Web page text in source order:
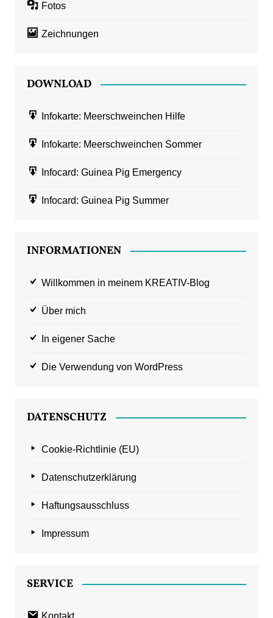
Fotos
Zeichnungen
DOWNLOAD
Infokarte: Meerschweinchen Hilfe
Infokarte: Meerschweinchen Sommer
Infocard: Guinea Pig Emergency
Infocard: Guinea Pig Summer
INFORMATIONEN
Willkommen in meinem KREATIV-Blog
Über mich
In eigener Sache
Die Verwendung von WordPress
DATENSCHUTZ
Cookie-Richtlinie (EU)
Datenschutzerklärung
Haftungsausschluss
Impressum
SERVICE
Kontakt